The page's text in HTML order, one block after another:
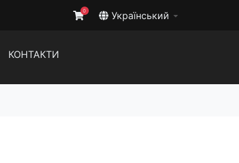
0 Український
КОНТАКТИ